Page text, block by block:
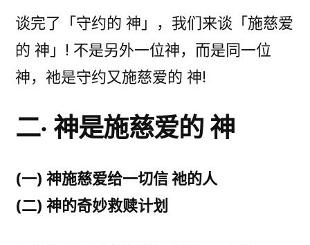
谈完了「守约的 神」，我们来谈「施慈爱
的 神」! 不是另外一位神，而是同一位
神，祂是守约又施慈爱的 神!
二‧ 神是施慈爱的 神
(一) 神施慈爱给一切信 祂的人
(二) 神的奇妙救赎计划